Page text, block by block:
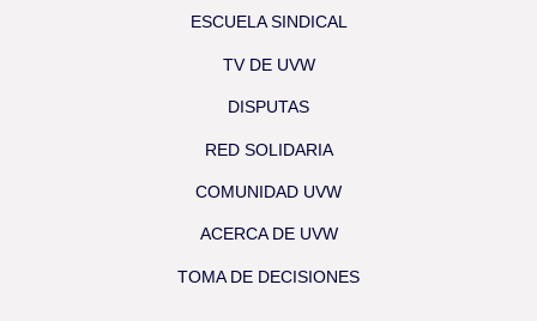
ESCUELA SINDICAL
TV DE UVW
DISPUTAS
RED SOLIDARIA
COMUNIDAD UVW
ACERCA DE UVW
TOMA DE DECISIONES